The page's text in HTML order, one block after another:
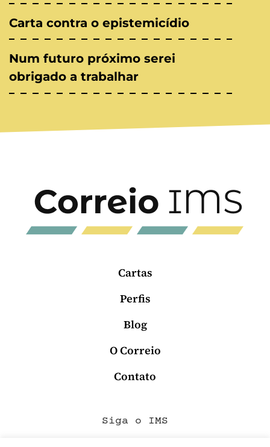
Carta contra o epistemicídio
Num futuro próximo serei
obrigado a trabalhar
Cartas
Perfis
Blog
O Correio
Contato
Siga o IMS